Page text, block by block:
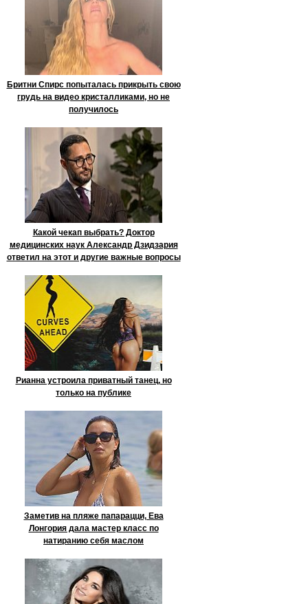
Бритни Спирс попыталась прикрыть свою
грудь на видео кристалликами, но не
получилось
Какой чекап выбрать? Доктор
медицинских наук Александр Дзидзария
ответил на этот и другие важные вопросы
Рианна устроила приватный танец, но
только на публике
Заметив на пляже папарацци, Ева
Лонгория дала мастер класс по
натиранию себя маслом